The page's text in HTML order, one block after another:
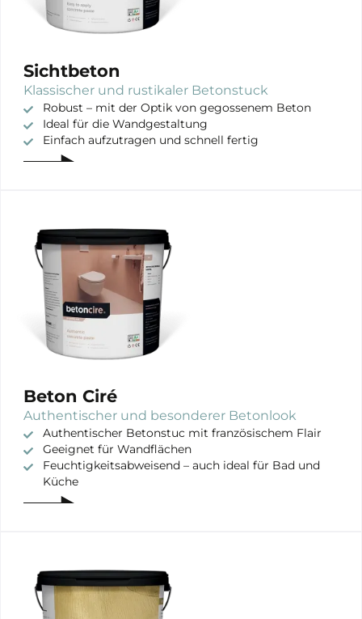
Sichtbeton
Klassischer und rustikaler Betonstuck
Robust – mit der Optik von gegossenem Beton
Ideal für die Wandgestaltung
Einfach aufzutragen und schnell fertig
Beton Ciré
Authentischer und besonderer Betonlook
Authentischer Betonstuc mit französischem Flair
Geeignet für Wandflächen
Feuchtigkeitsabweisend – auch ideal für Bad und
Küche